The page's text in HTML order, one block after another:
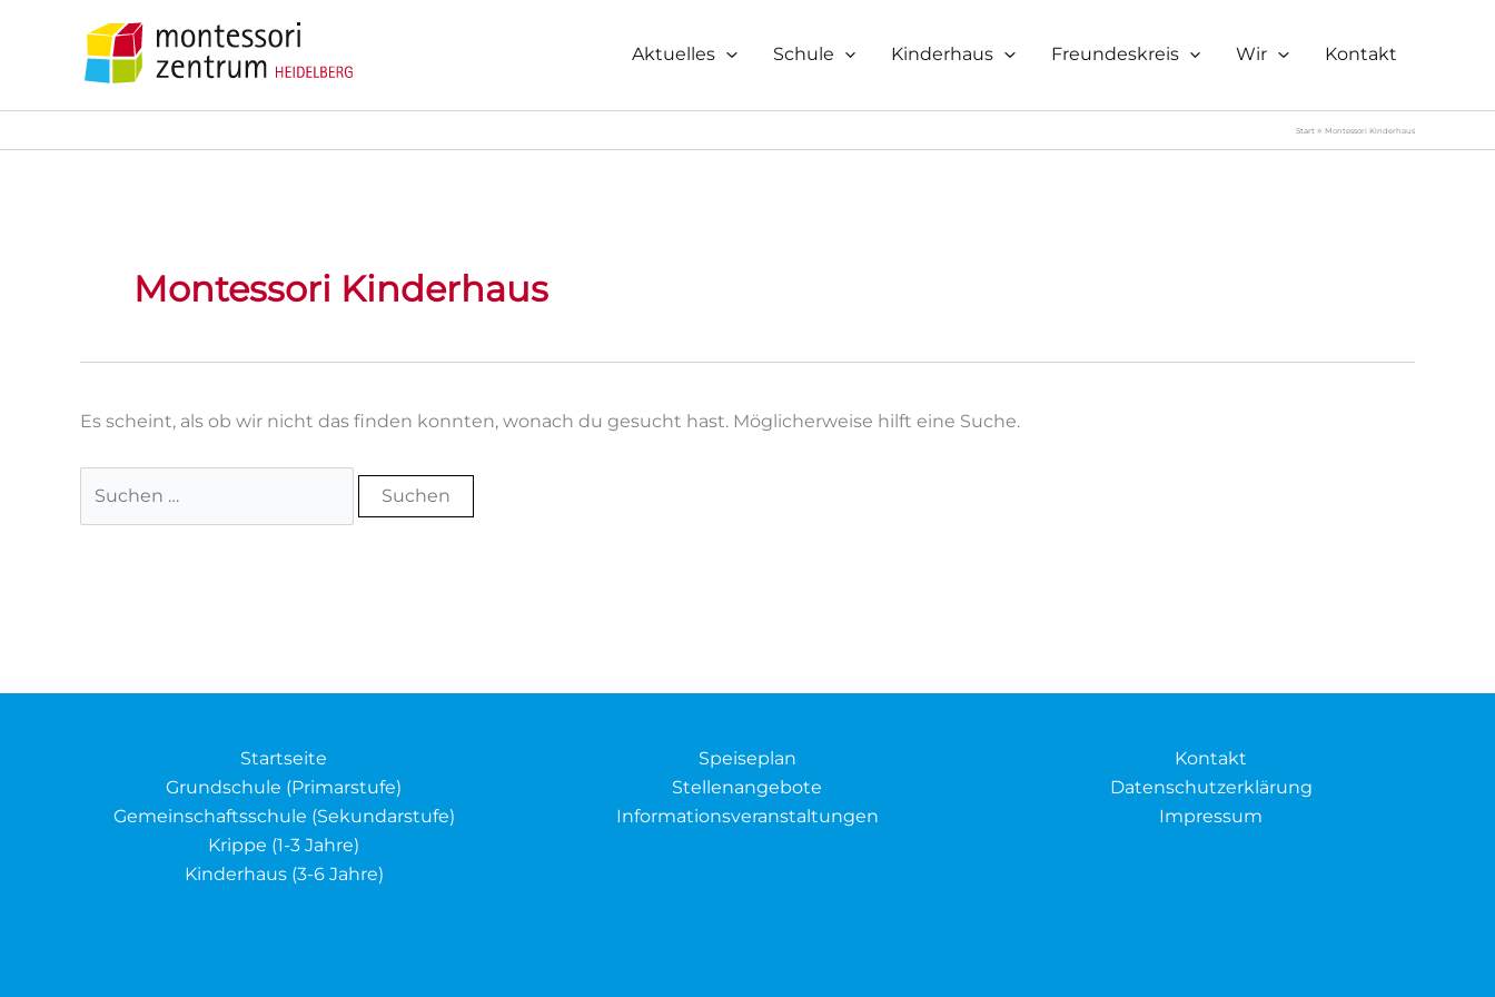
Aktuelles Schule Kinderhaus Freundeskreis Wir Kontakt
Start Montessori Kinderhaus
Montessori Kinderhaus
Es scheint, als ob wir nicht das finden konnten, wonach du gesucht hast. Möglicherweise hilft eine Suche.
nach:
Startseite
Grundschule (Primarstufe)
Gemeinschaftsschule (Sekundarstufe)
Krippe (1-3 Jahre)
Kinderhaus (3-6 Jahre)
Speiseplan
Stellenangebote
Informationsveranstaltungen
Kontakt
Datenschutzerklärung
Impressum